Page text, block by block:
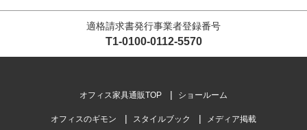
適格請求書発行事業者登録番号
T1-0100-0112-5570
オフィス家具通販TOP ショールーム
オフィスのギモン スタイルブック メディア掲載